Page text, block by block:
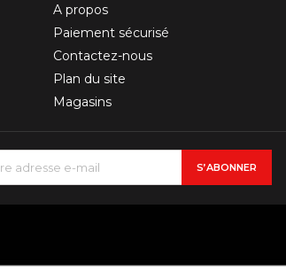
A propos
Paiement sécurisé
Contactez-nous
Plan du site
Magasins